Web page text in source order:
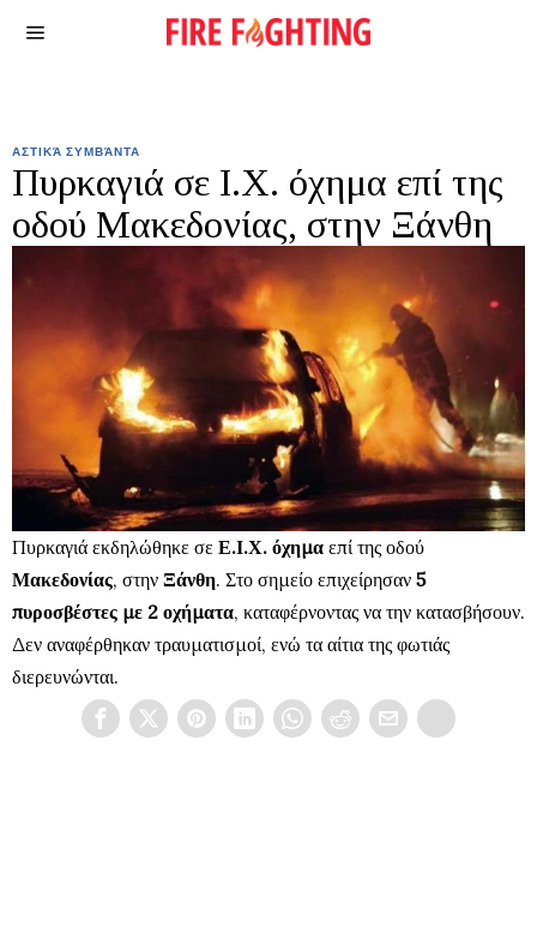
ΑΣΤΙΚΆ ΣΥΜΒΆΝΤΑ
Πυρκαγιά σε I.Χ. όχημα επί της
οδού Μακεδονίας, στην Ξάνθη
Πυρκαγιά εκδηλώθηκε σε Ε.Ι.Χ. όχημα επί της οδού
Μακεδονίας, στην Ξάνθη. Στο σημείο επιχείρησαν 5
πυροσβέστες με 2 οχήματα, καταφέρνοντας να την κατασβήσουν.
Δεν αναφέρθηκαν τραυματισμοί, ενώ τα αίτια της φωτιάς
διερευνώνται.